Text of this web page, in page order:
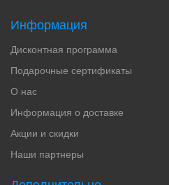
Информация
Дисконтная программа
Подарочные сертификаты
О нас
Информация о доставке
Акции и скидки
Наши партнеры